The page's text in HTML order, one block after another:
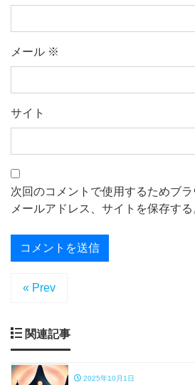
メール ※
サイト
次回のコメントで使用するためブラ
メールアドレス、サイトを保存する
« Prev
関連記事
2025年10月1日